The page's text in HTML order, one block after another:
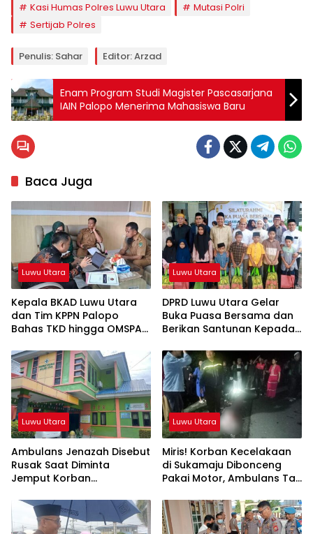
Kasi Humas Polres Luwu Utara
Mutasi Polri
Sertijab Polres
Penulis: Sahar Editor: Arzad
Enam Program Studi Magister Pascasarjana
IAIN Palopo Menerima Mahasiswa Baru
Baca Juga
Luwu Utara
Kepala BKAD Luwu Utara
dan Tim KPPN Palopo
Bahas TKD hingga OMSPAN
Luwu Utara
DPRD Luwu Utara Gelar
Buka Puasa Bersama dan
Berikan Santunan Kepada
Luwu Utara
Ambulans Jenazah Disebut
Rusak Saat Diminta
Jemput Korban
Sukamaju Beri Klarifikasi
Luwu Utara
Miris! Korban Kecelakaan
di Sukamaju Dibonceng
Pakai Motor, Ambulans Tak